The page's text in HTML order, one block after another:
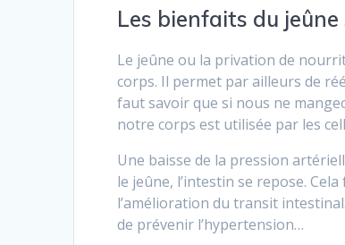
Les bienfaits du jeûne
Le jeûne ou la privation de
corps. Il permet par ailleurs de
faut savoir que si nous ne
notre corps est utilisée par les
Une baisse de la pression
le jeûne, l’intestin se repose.
l’amélioration du transit
de prévenir l’hypertension…